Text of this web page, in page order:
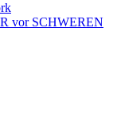
vor SCHWEREN